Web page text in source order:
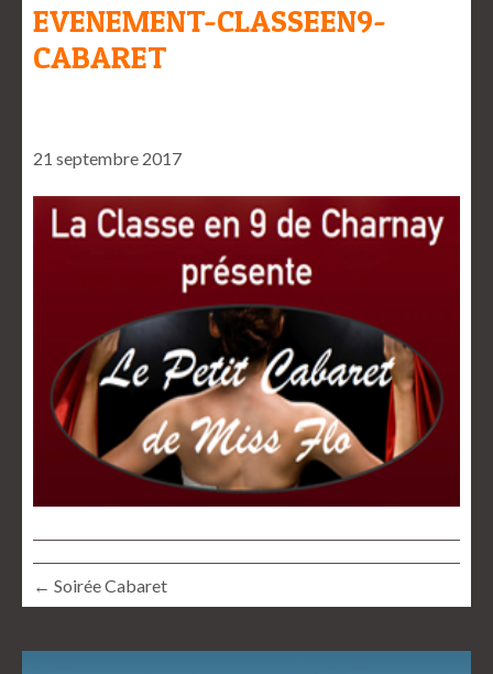
EVENEMENT-CLASSEEN9-
CABARET
21 septembre 2017
← Soirée Cabaret